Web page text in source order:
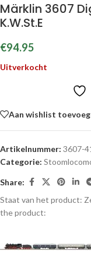
Märklin 3607
K.W.St.E
€94.95
Uitverkocht
Aan wishlist
Artikelnummer: 3607-
Categorie:
Share:
Staat van het product:
the product: